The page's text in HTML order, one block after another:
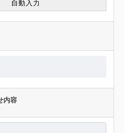
内容